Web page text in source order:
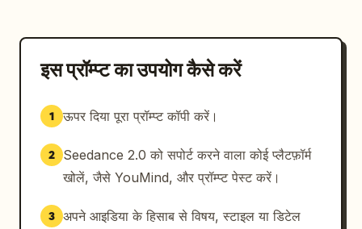
इस प्रॉम्प्ट का उपयोग कैसे करें
1 ऊपर दिया पूरा प्रॉम्प्ट कॉपी करें।
2
Seedance 2.0 को सपोर्ट करने वाला कोई प्लैटफ़ॉर्म
खोलें, जैसे YouMind, और प्रॉम्प्ट पेस्ट करें।
3 अपने आइडिया के हिसाब से विषय, स्टाइल या डिटेल